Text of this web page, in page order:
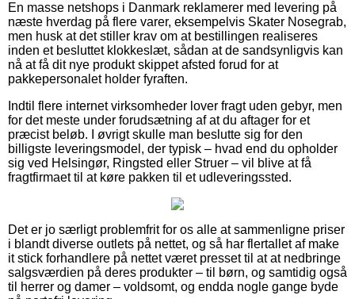
En masse netshops i Danmark reklamerer med levering på
næste hverdag på flere varer, eksempelvis Skater Nosegrab,
men husk at det stiller krav om at bestillingen realiseres
inden et besluttet klokkeslæt, sådan at de sandsynligvis kan
nå at få dit nye produkt skippet afsted forud for at
pakkepersonalet holder fyraften.
Indtil flere internet virksomheder lover fragt uden gebyr, men
for det meste under forudsætning af at du aftager for et
præcist beløb. I øvrigt skulle man beslutte sig for den
billigste leveringsmodel, der typisk – hvad end du opholder
sig ved Helsingør, Ringsted eller Struer – vil blive at få
fragtfirmaet til at køre pakken til et udleveringssted.
Det er jo særligt problemfrit for os alle at sammenligne priser
i blandt diverse outlets på nettet, og så har flertallet af make
it stick forhandlere på nettet været presset til at at nedbringe
salgsværdien på deres produkter – til børn, og samtidig også
til herrer og damer – voldsomt, og endda nogle gange byde